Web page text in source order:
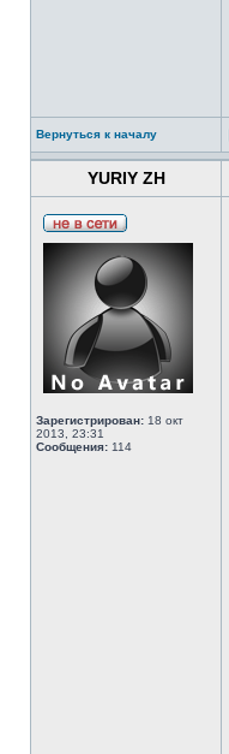
Вернуться к началу
YURIY ZH
Зарегистрирован: 18 окт
2013, 23:31
Сообщения: 114